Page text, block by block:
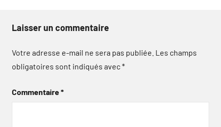
Laisser un commentaire
Votre adresse e-mail ne sera pas publiée. Les champs
obligatoires sont indiqués avec*
Commentaire*